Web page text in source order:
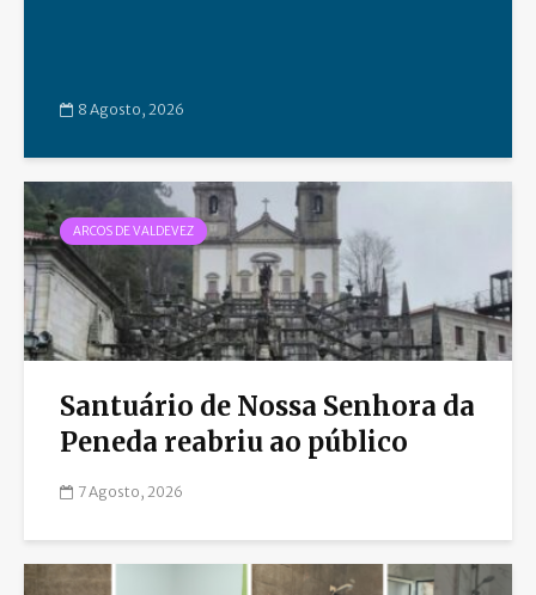
8 Agosto, 2026
ARCOS DE VALDEVEZ
Santuário de Nossa Senhora da
Peneda reabriu ao público
7 Agosto, 2026